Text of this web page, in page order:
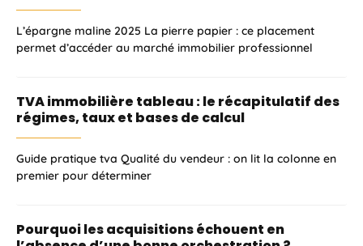
L’épargne maline 2025 La pierre papier : ce placement
permet d’accéder au marché immobilier professionnel
TVA immobilière tableau : le récapitulatif des
régimes, taux et bases de calcul
Guide pratique tva Qualité du vendeur : on lit la colonne en
premier pour déterminer
Pourquoi les acquisitions échouent en